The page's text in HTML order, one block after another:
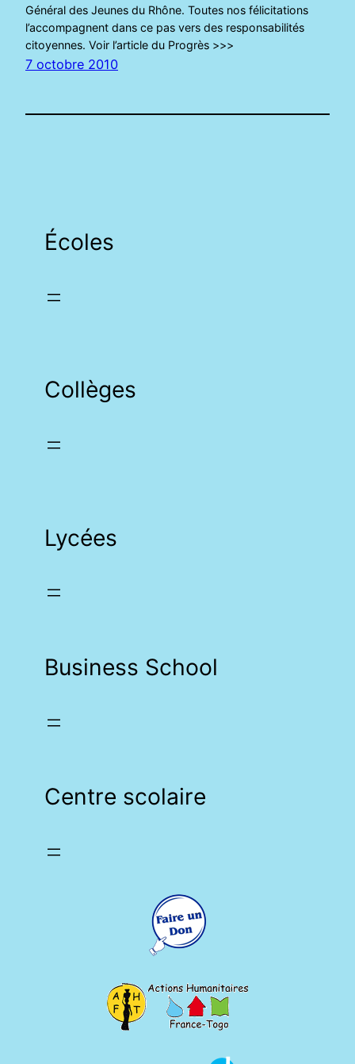
Général des Jeunes du Rhône. Toutes nos félicitations
l’accompagnent dans ce pas vers des responsabilités
citoyennes. Voir l’article du Progrès >>>
7 octobre 2010
Écoles
Collèges
Lycées
Business School
Centre scolaire